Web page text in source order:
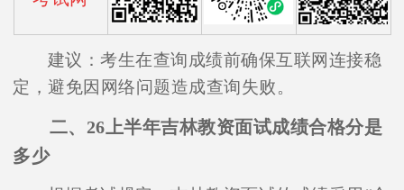
建议：考生在查询成绩前确保互联网连接稳
定，避免因网络问题造成查询失败。
二、26上半年吉林教资面试成绩合格分是
多少